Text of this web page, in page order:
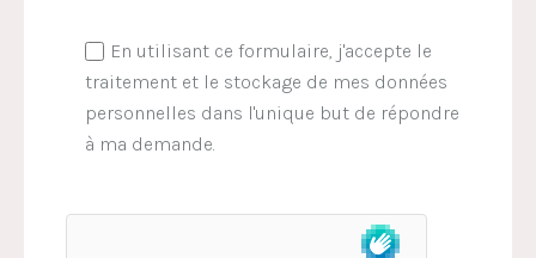
En utilisant ce formulaire, j'accepte le
traitement et le stockage de mes données
personnelles dans l'unique but de répondre
à ma demande.